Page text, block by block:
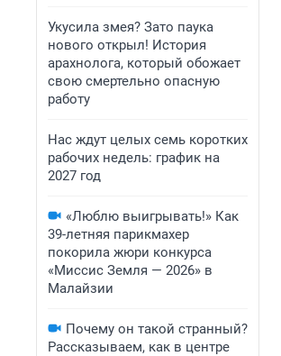
Укусила змея? Зато паука
нового открыл! История
арахнолога, который обожает
свою смертельно опасную
работу
Нас ждут целых семь коротких
рабочих недель: график на
2027 год
«Люблю выигрывать!» Как
39-летняя парикмахер
покорила жюри конкурса
«Миссис Земля — 2026» в
Малайзии
Почему он такой странный?
Рассказываем, как в центре